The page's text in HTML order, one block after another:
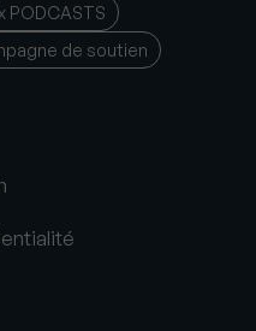
PODCASTS
de soutien